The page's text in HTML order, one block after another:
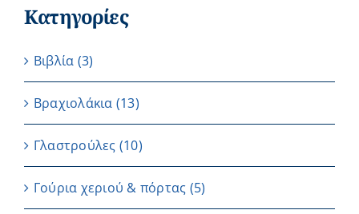
Κατηγορίες
Βιβλία (3)
Βραχιολάκια (13)
Γλαστρούλες (10)
Γούρια χεριού & πόρτας (5)